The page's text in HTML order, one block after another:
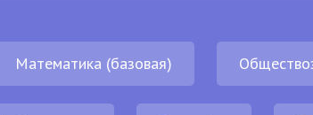
Математика (базовая)